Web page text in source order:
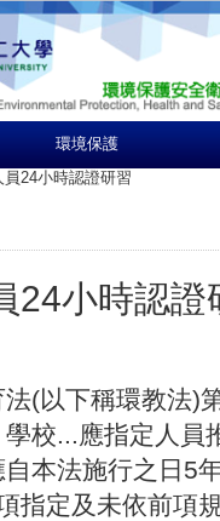
環境保護
24小時認證研習
24小時認證
法(以下稱環教法)
學校...應指定 人 員
自本法施行之 日 5
指定及未依前項